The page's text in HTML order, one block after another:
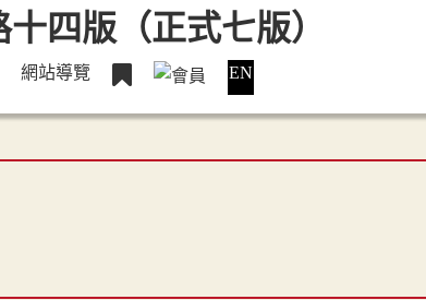
網站導覽 EN